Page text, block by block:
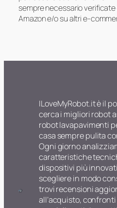
sempre necessario
Amazon e/o su altri e-
ILoveMyRobot.it è il
cerca i migliori robot
robot lavapavimenti
casa sempre pulita
Ogni giorno
caratteristiche
dispositivi più
scegliere in modo
trovi recensioni
all’acquisto,